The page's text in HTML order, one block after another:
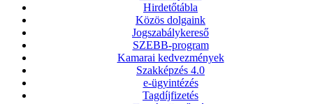
Hirdetőtábla
Közös dolgaink
Jogszabálykereső
SZEBB-program
Kamarai kedvezmények
Szakképzés 4.0
e-ügyintézés
Tagdíjfizetés